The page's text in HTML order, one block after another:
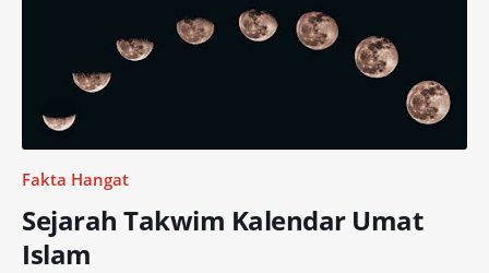
Fakta Hangat
Sejarah Takwim Kalendar Umat
Islam